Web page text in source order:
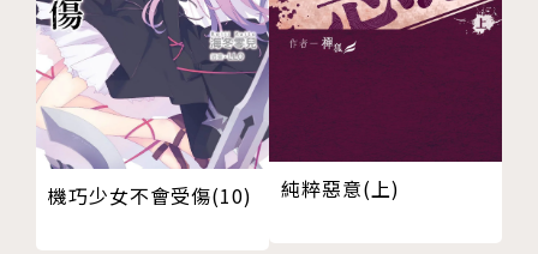
機巧少女不會受傷(10) 純粹惡意(上)